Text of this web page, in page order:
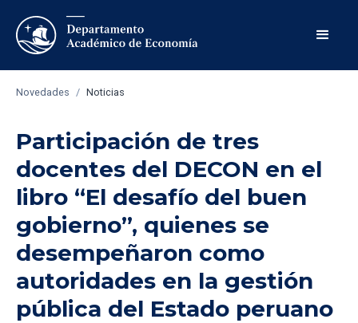
Novedades / Noticias
Participación de tres
docentes del DECON en el
libro “El desafío del buen
gobierno”, quienes se
desempeñaron como
autoridades en la gestión
pública del Estado peruano